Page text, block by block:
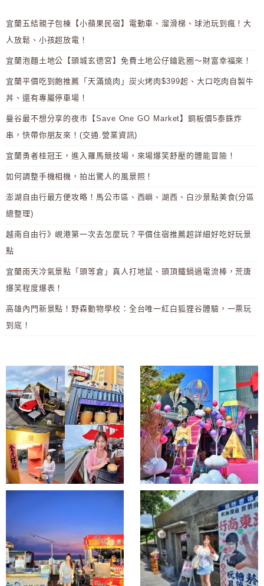
宜蘭五結親子包棟【小蘋果民宿】電動車、溜滑梯、球池玩到瘋！大
人放鬆、小孩超放電！
宜蘭泡麵土地公【頭城玄德宮】免費土地公仔鑰匙圈～財富幸福來！
宜蘭平價吃到飽推薦「天滿燒肉」炭火烤肉$399起、大口吃肉自製牛
丼、還有專屬停車場！
曼谷最不想分享的夜市【Save One GO Market】銅板價5泰銖炸
串，快帶你朋友來！(交通.營業資訊)
宜蘭勇者桂冠王，進入羅馬競技場，來場爆笑舒壓的體能冒險！
如何調整手機相機，拍出驚人的風景照！
澎湖自由行最方便攻略！馬公市區、西嶼、湖西、白沙景點美食(分區
總整理)
越南自由行》峴港第一次去怎麼玩？平價住宿推薦超詳細好吃好玩景
點
宜蘭雨天冷氣景點「頭等倉」真人打地鼠、頭頂鐵鍋過電流棒，荒唐
爆笑程度爆表！
高雄內門新景點！野森動物學校：全台唯一紅白狐狸谷體驗，一票玩
到底！